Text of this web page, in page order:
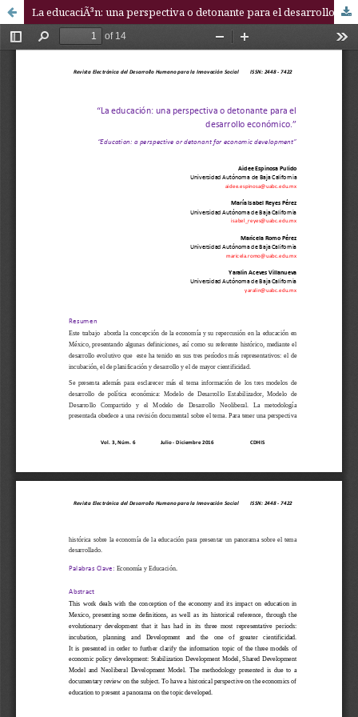
La educaciÃ³n: una perspectiva o detonante para el desarrollo econÃ³mico